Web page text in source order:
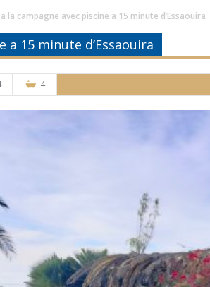
la campagne avec piscine a 15 minute d’Essaouira
a 15 minute d’Essaouira
4